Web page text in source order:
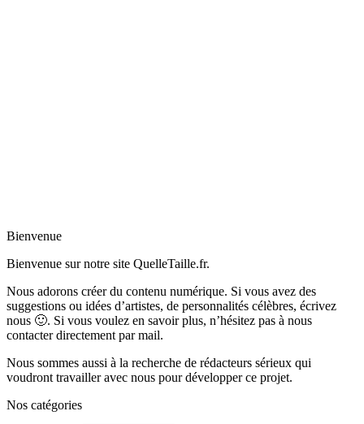
Bienvenue
Bienvenue sur notre site QuelleTaille.fr.
Nous adorons créer du contenu numérique. Si vous avez des
suggestions ou idées d’artistes, de personnalités célèbres, écrivez
nous 🙂. Si vous voulez en savoir plus, n’hésitez pas à nous
contacter directement par mail.
Nous sommes aussi à la recherche de rédacteurs sérieux qui
voudront travailler avec nous pour développer ce projet.
Nos catégories